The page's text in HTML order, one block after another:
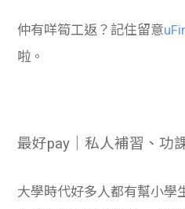
仲有咩筍工返？記住留意
啦。
最好pay｜私人補習、功
大學時代好多人都有幫小學